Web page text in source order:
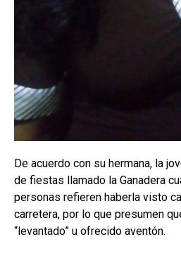
De acuerdo con su hermana, la
de fiestas llamado la Ganadera
personas refieren haberla visto
carretera, por lo que presumen
“levantado” u ofrecido aventón.